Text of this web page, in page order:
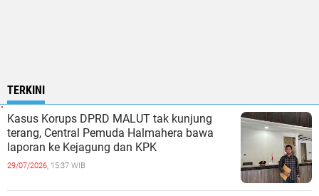
TERKINI
Kasus Korups DPRD MALUT tak kunjung
terang, Central Pemuda Halmahera bawa
laporan ke Kejagung dan KPK
29/07/2026, 15:37 WIB